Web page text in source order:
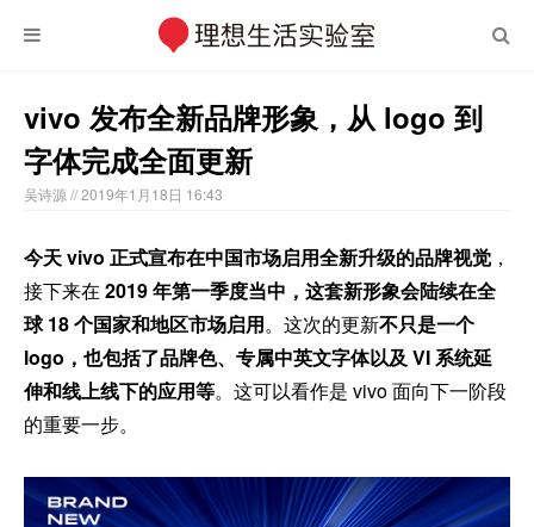
vivo 发布全新品牌形象，从 logo 到
字体完成全面更新
吴诗源 // 2019年1月18日 16:43
今天 vivo 正式宣布在中国市场启用全新升级的品牌视觉，
接下来在 2019 年第一季度当中，这套新形象会陆续在全
球 18 个国家和地区市场启用。这次的更新不只是一个
logo，也包括了品牌色、专属中英文字体以及 VI 系统延
伸和线上线下的应用等。这可以看作是 vivo 面向下一阶段
的重要一步。